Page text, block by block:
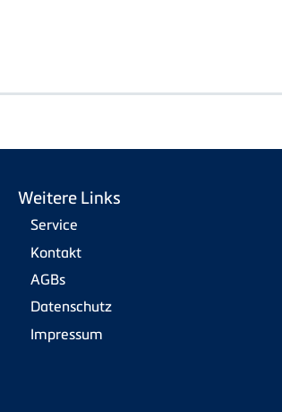
Weitere Links
Service
Kontakt
AGBs
Datenschutz
Impressum